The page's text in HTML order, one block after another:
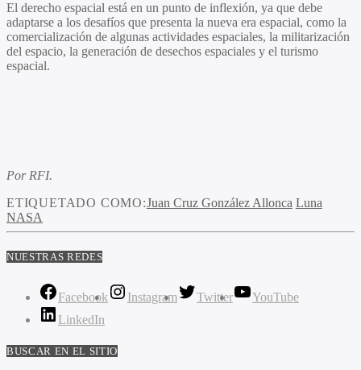
El derecho espacial está en un punto de inflexión, ya que debe
adaptarse a los desafíos que presenta la nueva era espacial, como la
comercialización de algunas actividades espaciales, la militarización
del espacio, la generación de desechos espaciales y el turismo
espacial.
Por RFI.
ETIQUETADO COMO:Juan Cruz González Allonca Luna
NASA
NUESTRAS REDES
Facebook Instagram Twitter
YouTube
LinkedIn
BUSCAR EN EL SITIO